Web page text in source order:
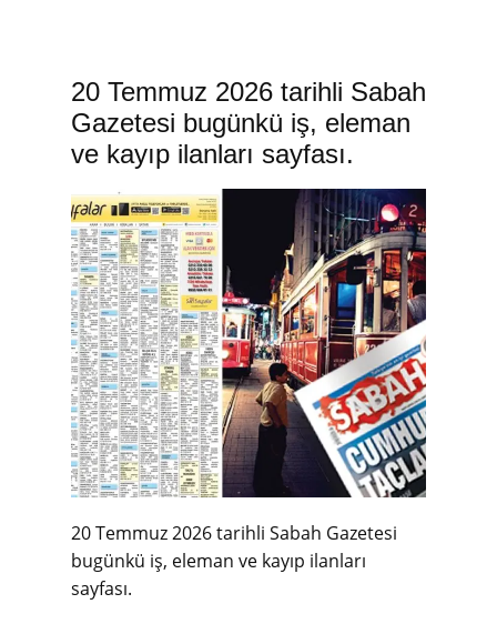
20 Temmuz 2026 tarihli Sabah
Gazetesi bugünkü iş, eleman
ve kayıp ilanları sayfası.
20 Temmuz 2026 tarihli Sabah Gazetesi
bugünkü iş, eleman ve kayıp ilanları
sayfası.